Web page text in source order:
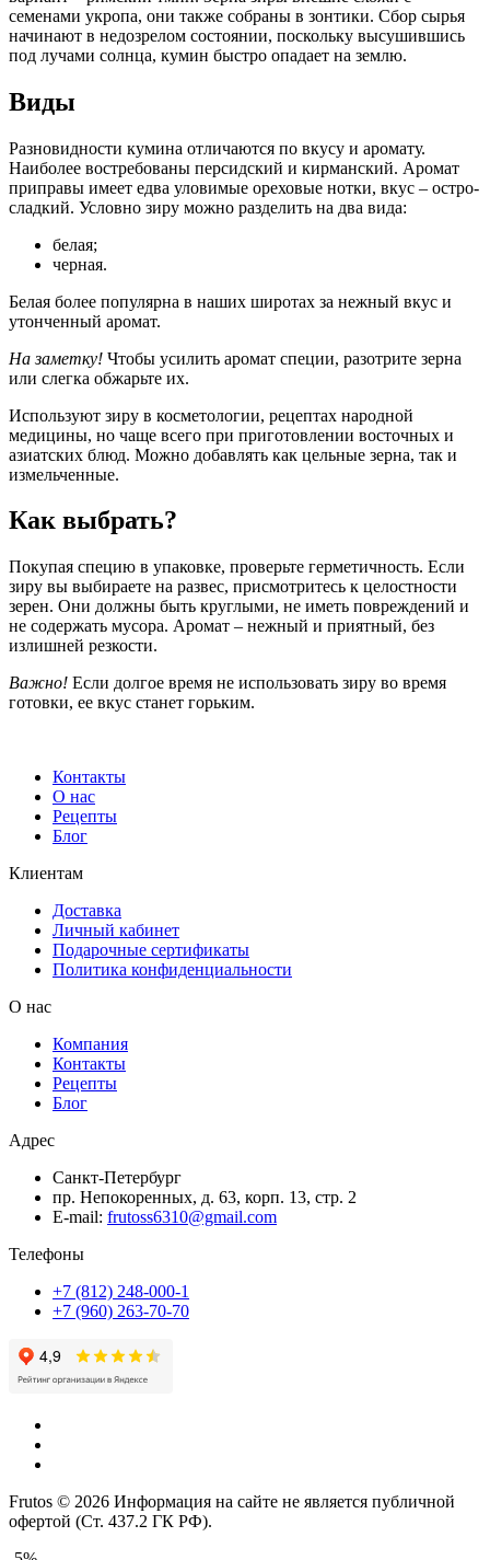
семенами укропа, они также собраны в зонтики. Сбор сырья
начинают в недозрелом состоянии, поскольку высушившись
под лучами солнца, кумин быстро опадает на землю.
Виды
Разновидности кумина отличаются по вкусу и аромату.
Наиболее востребованы персидский и кирманский. Аромат
приправы имеет едва уловимые ореховые нотки, вкус – остро-
сладкий. Условно зиру можно разделить на два вида:
белая;
черная.
Белая более популярна в наших широтах за нежный вкус и
утонченный аромат.
На заметку! Чтобы усилить аромат специи, разотрите зерна
или слегка обжарьте их.
Используют зиру в косметологии, рецептах народной
медицины, но чаще всего при приготовлении восточных и
азиатских блюд. Можно добавлять как цельные зерна, так и
измельченные.
Как выбрать?
Покупая специю в упаковке, проверьте герметичность. Если
зиру вы выбираете на развес, присмотритесь к целостности
зерен. Они должны быть круглыми, не иметь повреждений и
не содержать мусора. Аромат – нежный и приятный, без
излишней резкости.
Важно! Если долгое время не использовать зиру во время
готовки, ее вкус станет горьким.
Контакты
О нас
Рецепты
Блог
Клиентам
Доставка
Личный кабинет
Подарочные сертификаты
Политика конфиденциальности
О нас
Компания
Контакты
Рецепты
Блог
Адрес
Санкт-Петербург
пр. Непокоренных, д. 63, корп. 13, стр. 2
E-mail: frutoss6310@gmail.com
Телефоны
+7 (812) 248-000-1
+7 (960) 263-70-70
Frutos © 2026 Информация на сайте не является публичной
офертой (Ст. 437.2 ГК РФ).